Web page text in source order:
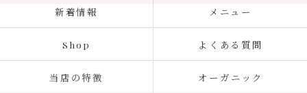
新着情報 メニュー
Shop よくある質問
当店の特徴 オーガニック